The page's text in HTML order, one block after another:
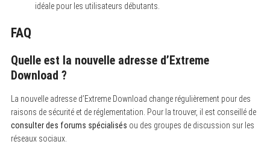
idéale pour les utilisateurs débutants.
FAQ
Quelle est la nouvelle adresse d’Extreme
Download ?
La nouvelle adresse d’Extreme Download change régulièrement pour des
raisons de sécurité et de réglementation. Pour la trouver, il est conseillé de
consulter des forums spécialisés ou des groupes de discussion sur les
réseaux sociaux.